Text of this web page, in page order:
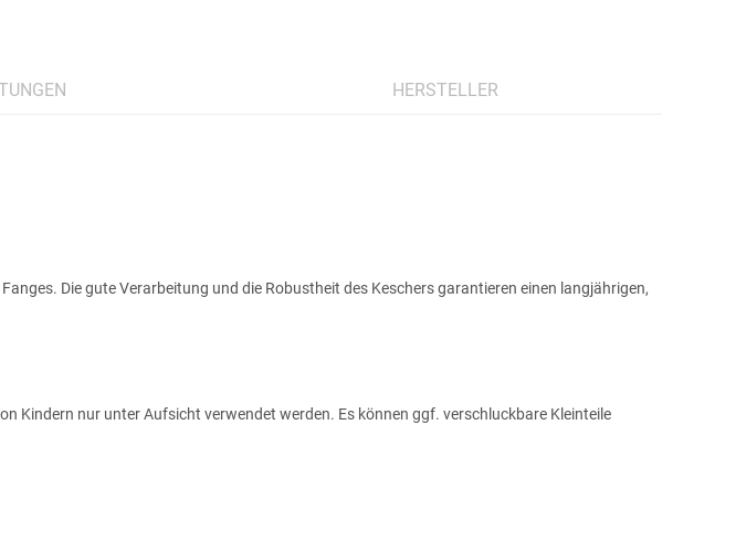
HERSTELLER
Die gute Verarbeitung und die Robustheit des Keschers garantieren einen langjährigen,
Kindern nur unter Aufsicht verwendet werden. Es können ggf. verschluckbare Kleinteile